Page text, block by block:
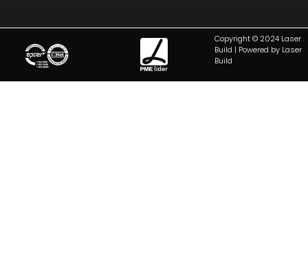
Copyright © 2024 Laser
Build | Powered by Laser
Build